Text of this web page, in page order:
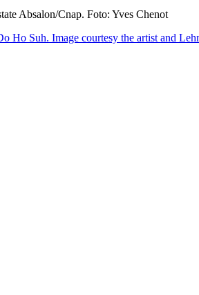
Absalon/Cnap. Foto: Yves Chenot
Ho Suh. Image courtesy the artist and